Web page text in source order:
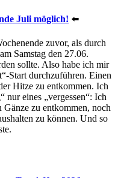
Juli möglich! ⬅️
zuvor, als durch
Samstag den 27.06.
sollte. Also habe ich mir
Start durchzuführen. Einen
Hitze zu entkommen. Ich
nur eines „vergessen“: Ich
zu entkommen, noch
zu können. Und so